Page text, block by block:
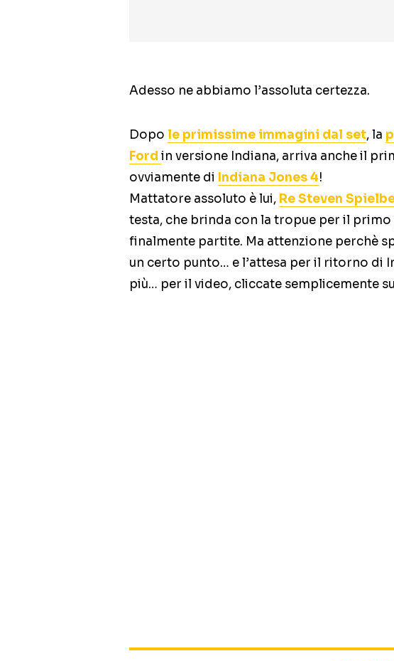
Adesso ne abbiamo l’assoluta certezza.
Dopo le primissime immagini dal set, la
Ford in versione Indiana, arriva anche il
ovviamente di Indiana Jones 4!
Mattatore assoluto è lui, Re Steven
testa, che brinda con la tropue per il
finalmente partite. Ma attenzione perchè
un certo punto… e l’attesa per il ritorno di
più… per il video, cliccate semplicemente